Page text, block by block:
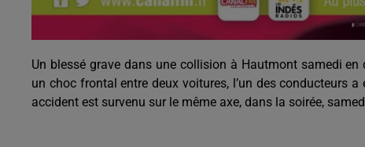
Un blessé grave dans une collision à Hautmont samedi en
un choc frontal entre deux voitures, l’un des conducteurs
accident est survenu sur le même axe, dans la soirée,